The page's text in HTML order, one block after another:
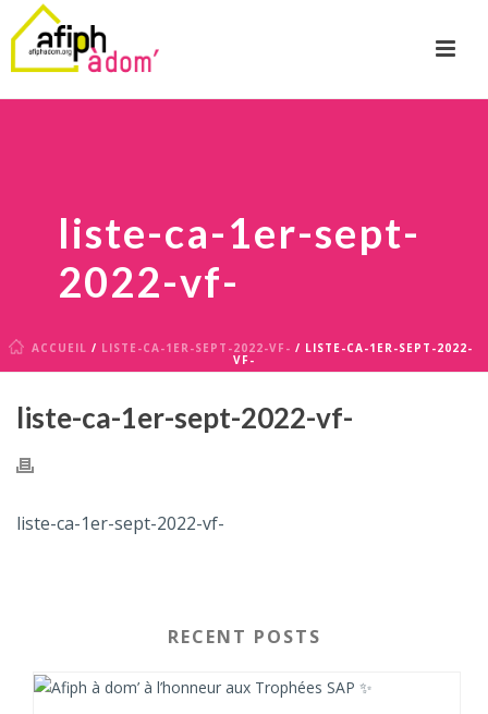
liste-ca-1er-sept-
2022-vf-
ACCUEIL / LISTE-CA-1ER-SEPT-2022-VF- / LISTE-CA-1ER-SEPT-2022-
VF-
liste-ca-1er-sept-2022-vf-
liste-ca-1er-sept-2022-vf-
RECENT POSTS